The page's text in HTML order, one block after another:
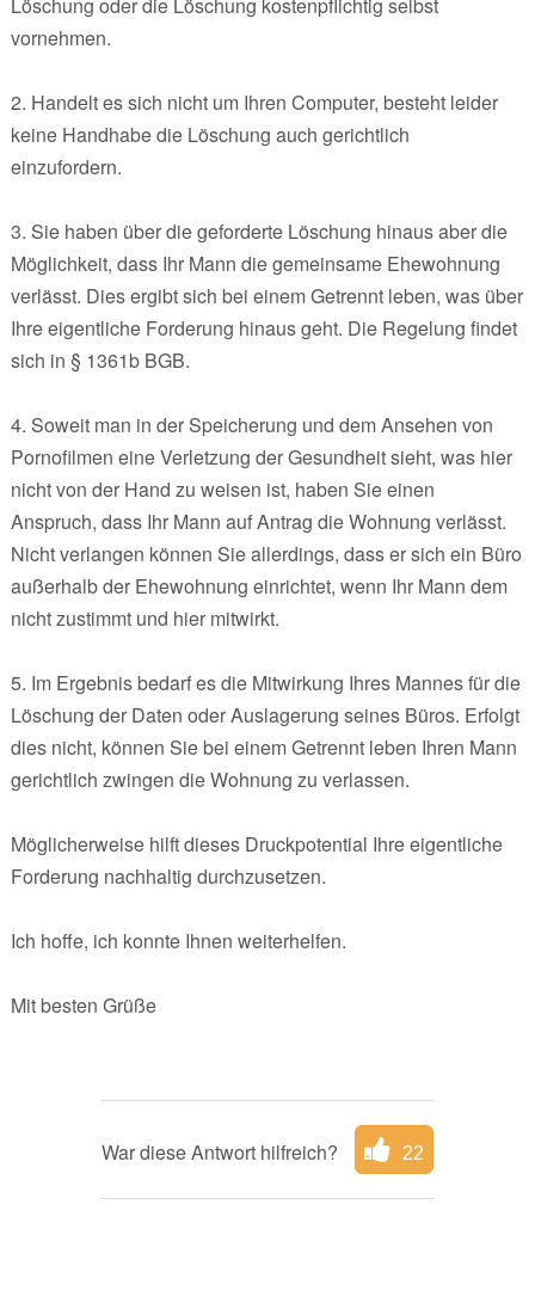
vornehmen.
2. Handelt es sich nicht um Ihren Computer, besteht leider
keine Handhabe die Löschung auch gerichtlich
einzufordern.
3. Sie haben über die geforderte Löschung hinaus aber die
Möglichkeit, dass Ihr Mann die gemeinsame Ehewohnung
verlässt. Dies ergibt sich bei einem Getrennt leben, was über
Ihre eigentliche Forderung hinaus geht. Die Regelung findet
sich in § 1361b BGB.
4. Soweit man in der Speicherung und dem Ansehen von
Pornofilmen eine Verletzung der Gesundheit sieht, was hier
nicht von der Hand zu weisen ist, haben Sie einen
Anspruch, dass Ihr Mann auf Antrag die Wohnung verlässt.
Nicht verlangen können Sie allerdings, dass er sich ein Büro
außerhalb der Ehewohnung einrichtet, wenn Ihr Mann dem
nicht zustimmt und hier mitwirkt.
5. Im Ergebnis bedarf es die Mitwirkung Ihres Mannes für die
Löschung der Daten oder Auslagerung seines Büros. Erfolgt
dies nicht, können Sie bei einem Getrennt leben Ihren Mann
gerichtlich zwingen die Wohnung zu verlassen.
Möglicherweise hilft dieses Druckpotential Ihre eigentliche
Forderung nachhaltig durchzusetzen.
Ich hoffe, ich konnte Ihnen weiterhelfen.
Mit besten Grüße
War diese Antwort hilfreich? 22